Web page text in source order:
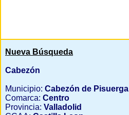
Nueva Búsqueda
Cabezón
Municipio: Cabezón de Pisuerga
Comarca: Centro
Provincia: Valladolid